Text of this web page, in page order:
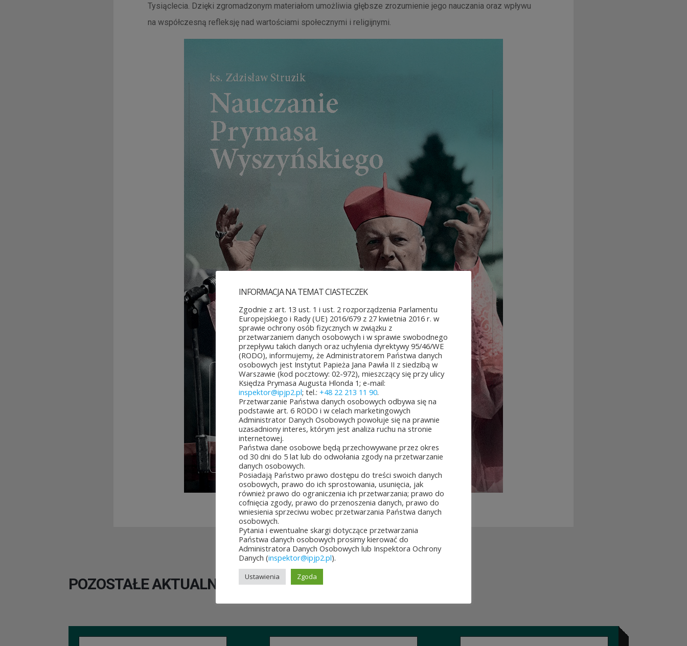
Tysiąclecia. Dzięki zgromadzonym materiałom umożliwia głębsze zrozumienie jego nauczania oraz wpływu
na współczesną refleksję nad wartościami społecznymi i religijnymi.
POZOSTAŁE AKTUALNOŚCI
INFORMACJA NA TEMAT CIASTECZEK
Zgodnie z art. 13 ust. 1 i ust. 2 rozporządzenia Parlamentu
Europejskiego i Rady (UE) 2016/679 z 27 kwietnia 2016 r. w
sprawie ochrony osób fizycznych w związku z
przetwarzaniem danych osobowych i w sprawie swobodnego
przepływu takich danych oraz uchylenia dyrektywy 95/46/WE
(RODO), informujemy, że Administratorem Państwa danych
osobowych jest Instytut Papieża Jana Pawła II z siedzibą w
Warszawie (kod pocztowy: 02-972), mieszczący się przy ulicy
Księdza Prymasa Augusta Hlonda 1; e-mail:
inspektor@ipjp2.pl; tel.: +48 22 213 11 90.
Przetwarzanie Państwa danych osobowych odbywa się na
podstawie art. 6 RODO i w celach marketingowych
Administrator Danych Osobowych powołuje się na prawnie
uzasadniony interes, którym jest analiza ruchu na stronie
internetowej.
Państwa dane osobowe będą przechowywane przez okres
od 30 dni do 5 lat lub do odwołania zgody na przetwarzanie
danych osobowych.
Posiadają Państwo prawo dostępu do treści swoich danych
osobowych, prawo do ich sprostowania, usunięcia, jak
również prawo do ograniczenia ich przetwarzania; prawo do
cofnięcia zgody, prawo do przenoszenia danych, prawo do
wniesienia sprzeciwu wobec przetwarzania Państwa danych
osobowych.
Pytania i ewentualne skargi dotyczące przetwarzania
Państwa danych osobowych prosimy kierować do
Administratora Danych Osobowych lub Inspektora Ochrony
Danych (inspektor@ipjp2.pl).
Ustawienia Zgoda